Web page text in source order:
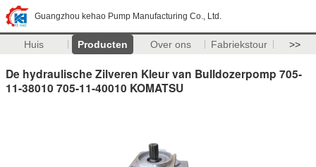
Guangzhou kehao Pump Manufacturing Co., Ltd.
Huis Producten Over ons Fabriekstour >>
De hydraulische Zilveren Kleur van Bulldozerpomp 705-
11-38010 705-11-40010 KOMATSU